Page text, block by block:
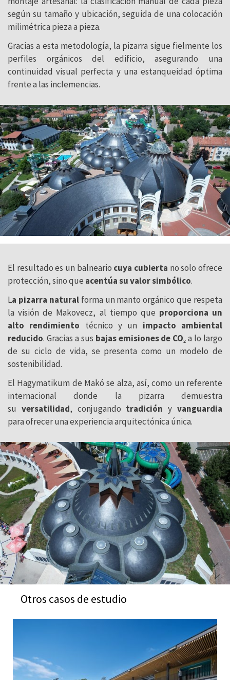
según su tamaño y ubicación, seguida de una colocación
milimétrica pieza a pieza.
Gracias a esta metodología, la pizarra sigue fielmente los
perfiles orgánicos del edificio, asegurando una
continuidad visual perfecta y una estanqueidad óptima
frente a las inclemencias.
El resultado es un balneario cuya cubierta no solo ofrece
protección, sino que acentúa su valor simbólico.
La pizarra natural forma un manto orgánico que respeta
la visión de Makovecz, al tiempo que proporciona un
alto rendimiento técnico y un impacto ambiental
reducido. Gracias a sus bajas emisiones de CO₂a lo largo
de su ciclo de vida, se presenta como un modelo de
sostenibilidad.
El Hagymatikum de Makó se alza, así, como un referente
internacional donde la pizarra demuestra
su versatilidad, conjugando tradiciónyvanguardia
para ofrecer una experiencia arquitectónica única.
Otros casos de estudio